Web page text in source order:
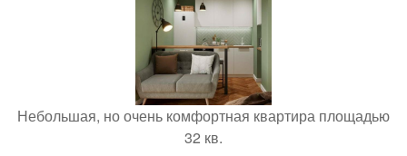
Небольшая, но очень комфортная квартира площадью
32 кв.